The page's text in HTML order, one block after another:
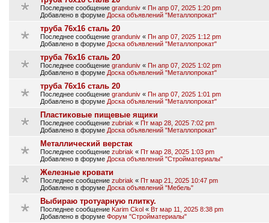
Последнее сообщение granduniv « Пн апр 07, 2025 1:20 pm
Добавлено в форуме Доска объявлений "Металлопрокат"
труба 76х16 сталь 20
Последнее сообщение granduniv « Пн апр 07, 2025 1:12 pm
Добавлено в форуме Доска объявлений "Металлопрокат"
труба 76х16 сталь 20
Последнее сообщение granduniv « Пн апр 07, 2025 1:02 pm
Добавлено в форуме Доска объявлений "Металлопрокат"
труба 76х16 сталь 20
Последнее сообщение granduniv « Пн апр 07, 2025 1:01 pm
Добавлено в форуме Доска объявлений "Металлопрокат"
Пластиковые пищевые ящики
Последнее сообщение zubriak « Пт мар 28, 2025 7:02 pm
Добавлено в форуме Доска объявлений "Металлопрокат"
Металлический верстак
Последнее сообщение zubriak « Пт мар 28, 2025 1:03 pm
Добавлено в форуме Доска объявлений "Стройматериалы"
Железные кровати
Последнее сообщение zubriak « Пт мар 21, 2025 10:47 pm
Добавлено в форуме Доска объявлений "Мебель"
Выбираю тротуарную плитку.
Последнее сообщение Karim Ckol « Вт мар 11, 2025 8:38 pm
Добавлено в форуме Форум "Стройматериалы"